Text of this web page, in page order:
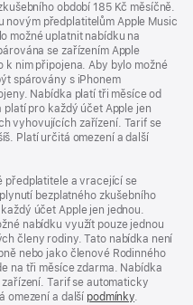
období 185 Kč měsíčně.
novým předplatitelům Apple Music
možné uplatnit nabídku na
se zařízením Apple
k nim připojena. Aby bylo možné
spárovány s iPhonem
Nabídka platí tři měsíce od
pro každý účet Apple jen
vyhovujících zařízení. Tarif se
Platí určitá omezení a další
předplatitele a vracející se
bezplatného zkušebního
účet Apple jen jednou.
nabídku využít pouze jednou
členy rodiny. Tato nabídka není
nebo jako členové Rodinného
na tři měsíce zdarma. Nabídka
Tarif se automaticky
omezení a další podmínky.